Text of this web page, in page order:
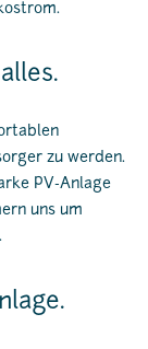
zu werden.
PV-Anlage
uns um